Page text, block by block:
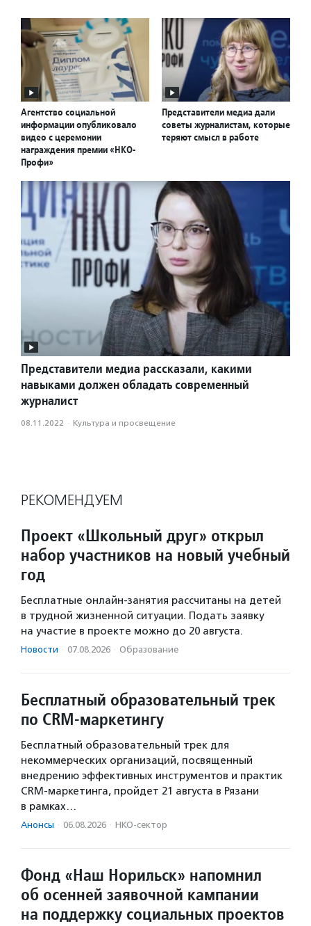
Агентство социальной
информации опубликовало
видео с церемонии
награждения премии «НКО-
Профи»
Представители медиа дали
советы журналистам, которые
теряют смысл в работе
Представители медиа рассказали, какими
навыками должен обладать современный
журналист
08.11.2022 · Культура и просвещение
РЕКОМЕНДУЕМ
Проект «Школьный друг» открыл
набор участников на новый учебный
год
Бесплатные онлайн-занятия рассчитаны на детей
в трудной жизненной ситуации. Подать заявку
на участие в проекте можно до 20 августа.
Новости · 07.08.2026 · Образование
Бесплатный образовательный трек
по CRM-маркетингу
Бесплатный образовательный трек для
некоммерческих организаций, посвященный
внедрению эффективных инструментов и практик
CRM-маркетинга, пройдет 21 августа в Рязани
в рамках…
Анонсы · 06.08.2026 · НКО-сектор
Фонд «Наш Норильск» напомнил
об осенней заявочной кампании
на поддержку социальных проектов